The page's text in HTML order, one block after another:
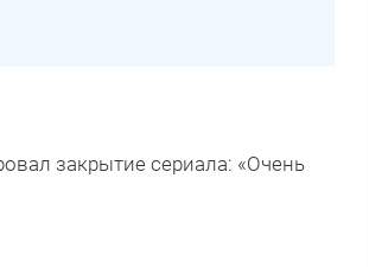
закрытие сериала: «Очень